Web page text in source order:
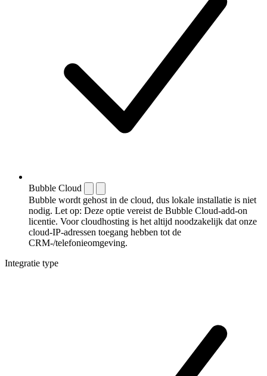
Bubble Cloud
Bubble wordt gehost in de cloud, dus lokale installatie is niet
nodig. Let op: Deze optie vereist de Bubble Cloud-add-on
licentie. Voor cloudhosting is het altijd noodzakelijk dat onze
cloud-IP-adressen toegang hebben tot de
CRM-/telefonieomgeving.
Integratie type